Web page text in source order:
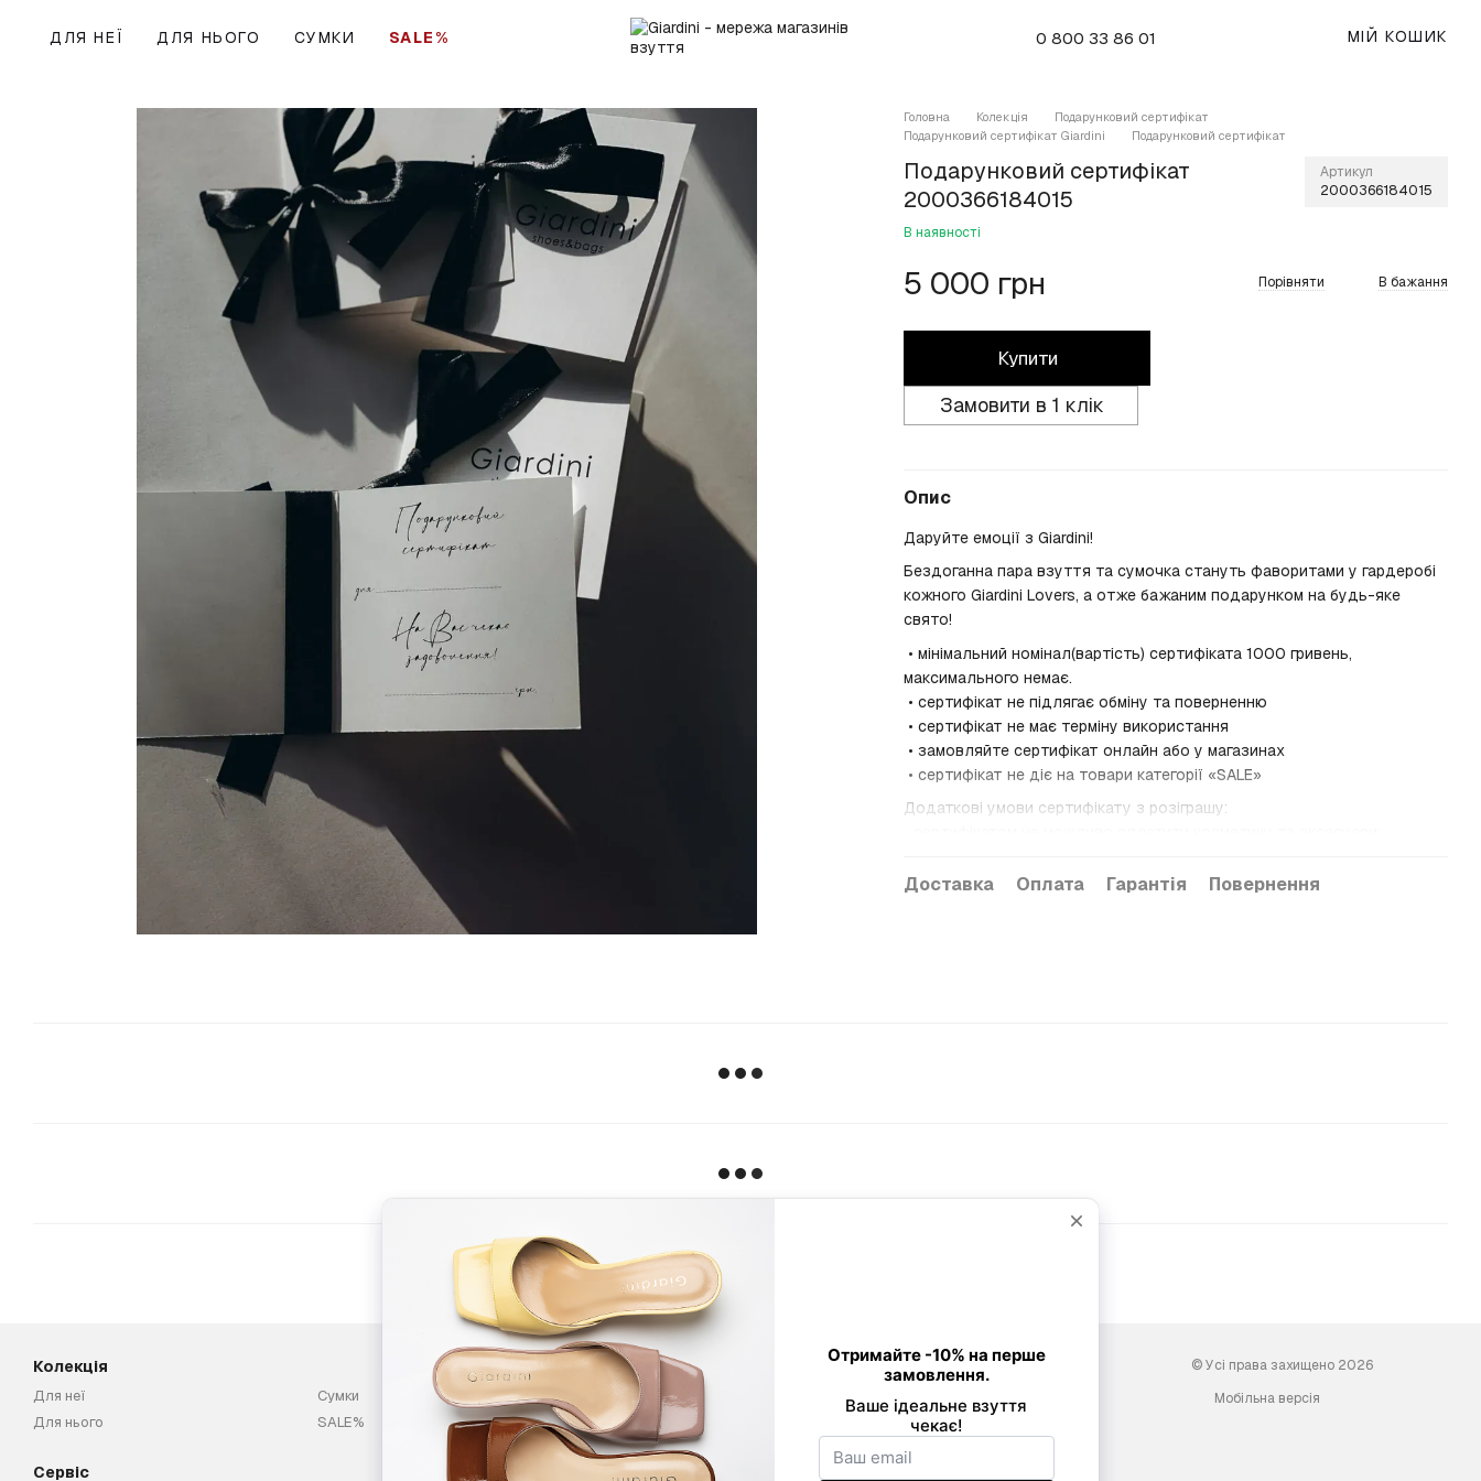
ДЛЯ НЕЇ
ДЛЯ НЬОГО СУМКИ SALE% 0 800 33 86 01 МІЙ КОШИК
Головна Колекція
Подарунковий сертифікат
Подарунковий сертифікат Giardini
Подарунковий сертифікат
Подарунковий сертифікат
2000366184015
Артикул
2000366184015
В наявності
5 000 грн Порівняти В бажання
Купити
Замовити в 1 клік
Опис
Даруйте емоції з Giardini!
Бездоганна пара взуття та сумочка стануть фаворитами у гардеробі
кожного Giardini Lovers, а отже бажаним подарунком на будь-яке
свято!
• мінімальний номінал(вартість) сертифіката 1000 гривень,
максимального немає.
• сертифікат не підлягає обміну та поверненню
• сертифікат не має терміну використання
• замовляйте сертифікат онлайн або у магазинах
• сертифікат не діє на товари категорії «SALE»
Додаткові умови сертифікату з розіграшу:
• сертифікатом не можливо оплатити більше 50% вартості товару.
Доставка Оплата Гарантія Повернення
Колекція
Для неї
Для нього
Сумки
SALE%
Сервіс
Контактна інформація
0 800 33 86 01
089 520-24-16
068 877-03-53
Viber
Telegram
office@giardini-shoes.com
© Усі права захищено 2026
Мобільна версія